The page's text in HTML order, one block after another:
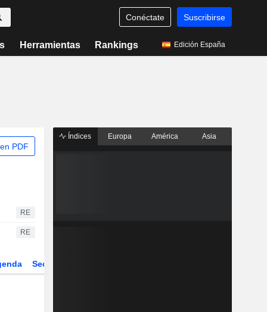
Conéctate Suscribirse
Herramientas Rankings Edición España
PDF
RE
RE
Sector
Índices Europa América Asia